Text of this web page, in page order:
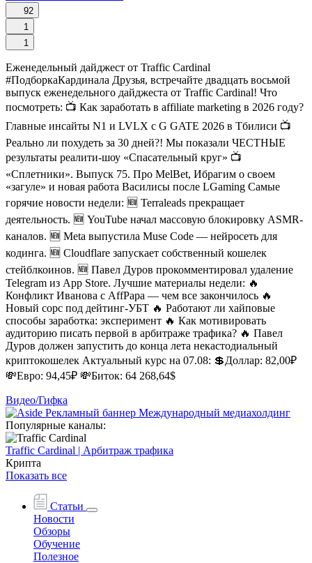
92
1
1
Еженедельный дайджест от Traffic Cardinal
#ПодборкаКардинала Друзья, встречайте двадцать восьмой
выпуск еженедельного дайджеста от Traffic Cardinal! Что
посмотреть: 📺 Как заработать в affiliate marketing в 2026 году?
Главные инсайты N1 и LVLX с G GATE 2026 в Тбилиси 📺
Реально ли похудеть за 30 дней?! Мы показали ЧЕСТНЫЕ
результаты реалити-шоу «Спасательный круг» 📺
«Сплетники». Выпуск 75. Про MelBet, Ибрагим о своем
«загуле» и новая работа Василисы после LGaming Самые
горячие новости недели: 🆕 Terraleads прекращает
деятельность. 🆕 YouTube начал массовую блокировку ASMR-
каналов. 🆕 Meta выпустила Muse Code — нейросеть для
кодинга. 🆕 Cloudflare запускает собственный кошелек
стейблкоинов. 🆕 Павел Дуров прокомментировал удаление
Telegram из App Store. Лучшие материалы недели: 🔥
Конфликт Иванова с AffPapa — чем все закончилось 🔥
Новый сорс под дейтинг-УБТ 🔥 Работают ли хайповые
способы заработка: эксперимент 🔥 Как мотивировать
аудиторию писать первой в арбитраже трафика? 🔥 Павел
Дуров должен запустить до конца лета некастодиальный
криптокошелек Актуальный курс на 07.08: 💲Доллар: 82,00₽
💸Евро: 94,45₽ 💸Биток: 64 268,64$
Видео/Гифка
Популярные каналы:
Traffic Cardinal | Арбитраж трафика
Крипта
Показать все
Статьи
Новости
Обзоры
Обучение
Полезное